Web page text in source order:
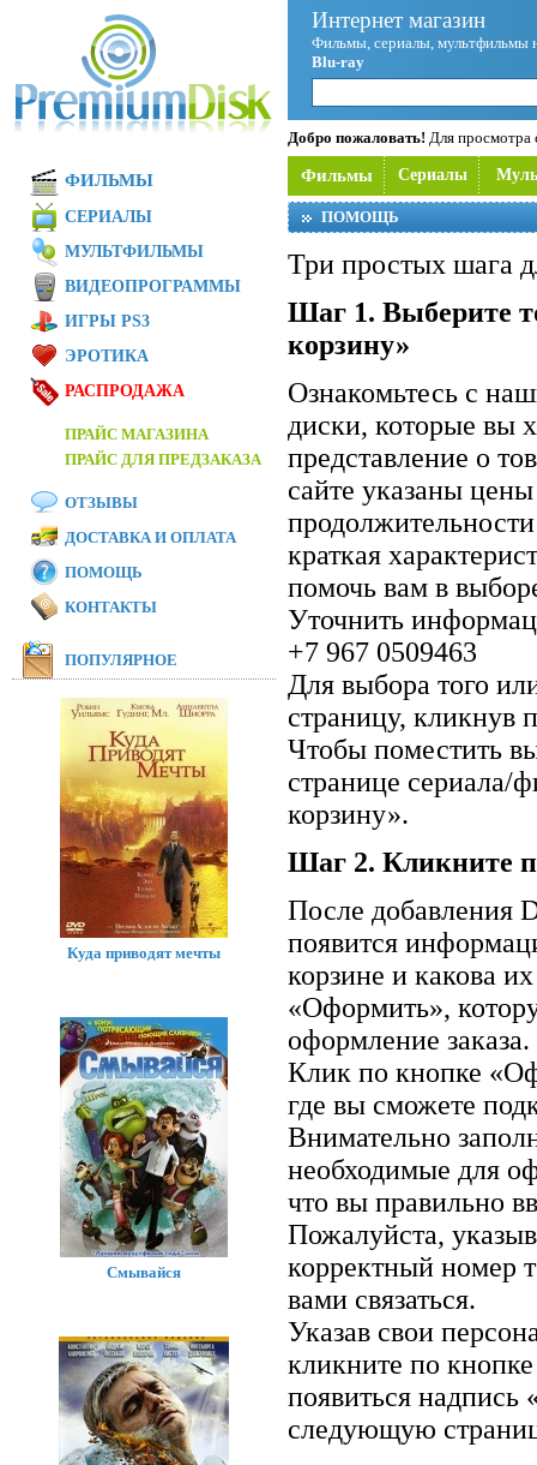
Интернет магазин
Фильмы, сериалы, мультфильмы
Blu-ray
Добро пожаловать! Для просмотра
Фильмы Сериалы
ПОМОЩЬ
Три простых шага
Шаг 1. Выберите
корзину»
Ознакомьтесь с
диски, которые вы
представление о
сайте указаны
краткая
помочь вам в
Уточнить
+7 967 0509463
Для выбора того
страницу, кликнув
Чтобы поместить
странице сериала/
корзину».
Шаг 2. Кликните
После добавления
появится
корзине и какова
«Оформить»,
оформление заказа.
Клик по кнопке
где вы сможете
Внимательно
необходимые для
что вы правильно
Пожалуйста,
корректный номер
вами связаться.
Указав свои
кликните по
появиться
следующую
ФИЛЬМЫ
СЕРИАЛЫ
МУЛЬТФИЛЬМЫ
ВИДЕОПРОГРАММЫ
ИГРЫ PS3
ЭРОТИКА
РАСПРОДАЖА
ПРАЙС МАГАЗИНА
ПРАЙС ДЛЯ ПРЕДЗАКАЗА
ОТЗЫВЫ
ДОСТАВКА И ОПЛАТА
ПОМОЩЬ
КОНТАКТЫ
ПОПУЛЯРНОЕ
Куда приводят мечты
Смывайся